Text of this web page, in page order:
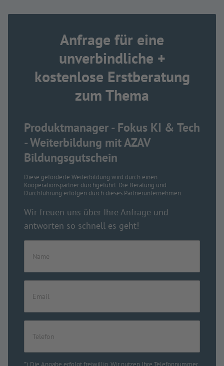
Anfrage für eine
unverbindliche +
kostenlose Erstberatung
zum Thema
Produktmanager - Fokus KI & Tech
- Weiterbildung mit AZAV
Bildungsgutschein
Diese geförderte Weiterbildung wird durch einen
Kooperationspartner durchgeführt. Die Beratung und
Durchführung erfolgen durch dieses Partnerunternehmen.
Wir freuen uns über Ihre Anfrage und
antworten so schnell es geht!
*) Die Angabe erfolgt freiwillig. Wir nutzen Ihre Telefonnummer